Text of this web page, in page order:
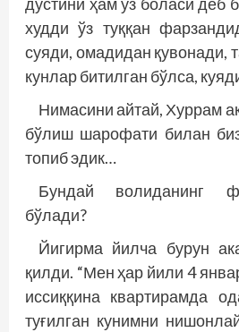
худди ўз туққан
суяди, омадидан қувонади,
кунлар битилган бўлса,
Нимасини айтай, Хуррам
бўлиш шарофати билан
топиб эдик…
Бундай волиданинг
бўлади?
Йигирма йилча бурун
қилди. “Мен ҳар йили 4
иссиққина квартирамда
туғилган кунимни